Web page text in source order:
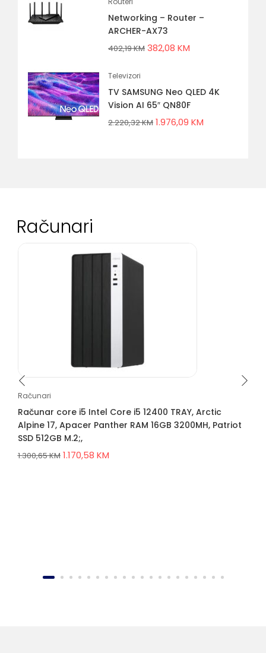
Networking – Router –
ARCHER-AX73
402,19KM 382,08 KM
Televizori
TV SAMSUNG Neo QLED 4K
Vision AI 65″ QN80F
2.220,32KM 1.976,09 KM
Računari
Računari
Računar core i5 Intel Core i5 12400 TRAY, Arctic
Alpine 17, Apacer Panther RAM 16GB 3200MH, Patriot
SSD 512GB M.2;,
1.300,65KM 1.170,58 KM